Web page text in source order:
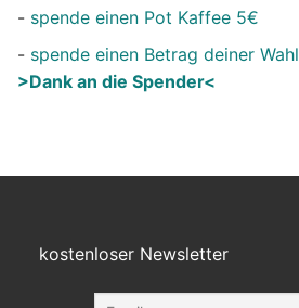
- spende einen Pot Kaffee 5€
- spende einen Betrag deiner Wahl
>Dank an die Spender<
kostenloser Newsletter